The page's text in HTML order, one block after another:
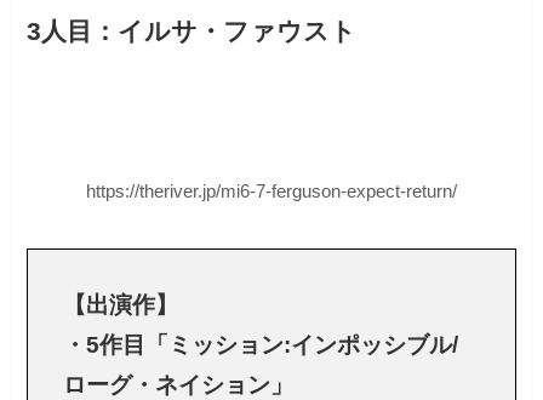
3人目：イルサ・ファウスト
https://theriver.jp/mi6-7-ferguson-expect-return/
【出演作】
・5作目「ミッション:インポッシブル/
ローグ・ネイション」